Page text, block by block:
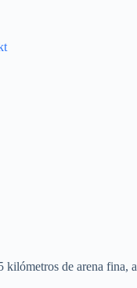
de arena fina,